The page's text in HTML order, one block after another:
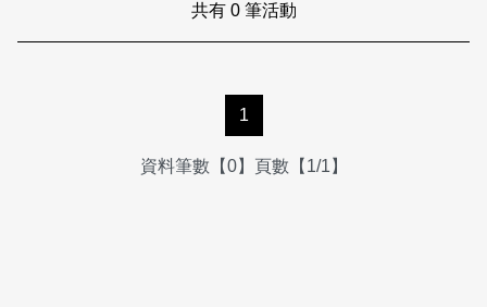
共有 0 筆活動
1
資料筆數【0】頁數【1/1】